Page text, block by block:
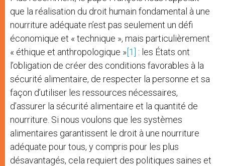
que la réalisation du droit humain fondamental à une
nourriture adéquate n’est pas seulement un défi
économique et « technique », mais particulièrement
« éthique et anthropologique » [1]
: les États ont
l’obligation de créer des conditions favorables à la
sécurité alimentaire, de respecter la personne et sa
façon d’utiliser les ressources nécessaires,
d’assurer la sécurité alimentaire et la quantité de
nourriture. Si nous voulons que les systèmes
alimentaires garantissent le droit à une nourriture
adéquate pour tous, y compris pour les plus
désavantagés, cela requiert des politiques saines et